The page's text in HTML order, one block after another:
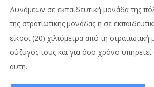
Δυνάμεων σε εκπαιδευτική μονάδα της
της στρατιωτικής μονάδας ή σε
είκοσι (20) χιλιόμετρα από τη
σύζυγός τους και για όσο χρόνο
αυτή.